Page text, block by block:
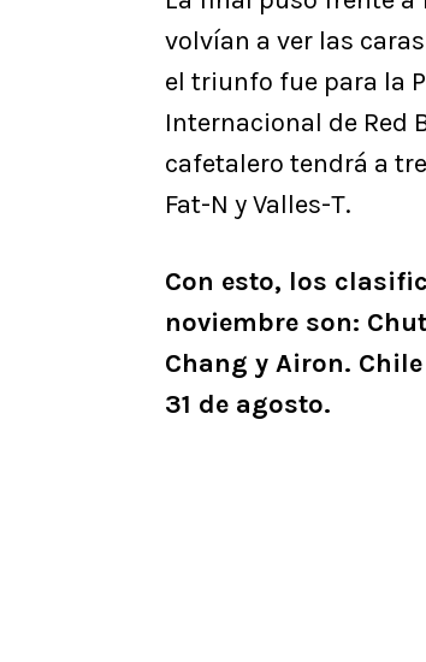
volvían a ver las
el triunfo fue para la
Internacional de Red
cafetalero tendrá a
Fat-N y Valles-T.
Con esto, los
noviembre son:
Chang y Airon.
31 de agosto.